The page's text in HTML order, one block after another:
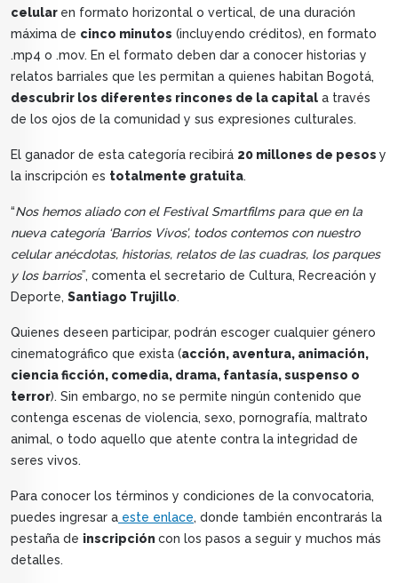
celular en formato horizontal o vertical, de una duración
máxima de cinco minutos (incluyendo créditos), en formato
.mp4 o .mov. En el formato deben dar a conocer historias y
relatos barriales que les permitan a quienes habitan Bogotá,
descubrir los diferentes rincones de la capital a través
de los ojos de la comunidad y sus expresiones culturales.
El ganador de esta categoría recibirá 20 millones de pesos y
la inscripción es totalmente gratuita.
“Nos hemos aliado con el Festival Smartfilms para que en la
nueva categoría ‘Barrios Vivos’, todos contemos con nuestro
celular anécdotas, historias, relatos de las cuadras, los parques
y los barrios”, comenta el secretario de Cultura, Recreación y
Deporte, Santiago Trujillo.
Quienes deseen participar, podrán escoger cualquier género
cinematográfico que exista (acción, aventura, animación,
ciencia ficción, comedia, drama, fantasía, suspenso o
terror). Sin embargo, no se permite ningún contenido que
contenga escenas de violencia, sexo, pornografía, maltrato
animal, o todo aquello que atente contra la integridad de
seres vivos.
Para conocer los términos y condiciones de la convocatoria,
puedes ingresar a este enlace, donde también encontrarás la
pestaña de inscripción con los pasos a seguir y muchos más
detalles.